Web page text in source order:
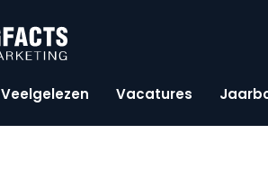
Veelgelezen Vacatures